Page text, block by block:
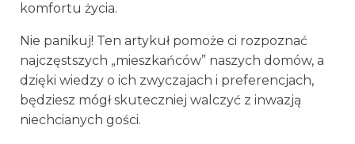
komfortu życia.
Nie panikuj! Ten artykuł pomoże ci rozpoznać
najczęstszych „mieszkańców” naszych domów, a
dzięki wiedzy o ich zwyczajach i preferencjach,
będziesz mógł skuteczniej walczyć z inwazją
niechcianych gości.